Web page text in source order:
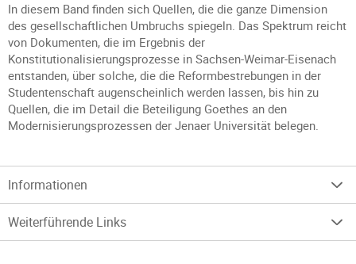
In diesem Band finden sich Quellen, die die ganze Dimension
des gesellschaftlichen Umbruchs spiegeln. Das Spektrum reicht
von Dokumenten, die im Ergebnis der
Konstitutionalisierungsprozesse in Sachsen-Weimar-Eisenach
entstanden, über solche, die die Reformbestrebungen in der
Studentenschaft augenscheinlich werden lassen, bis hin zu
Quellen, die im Detail die Beteiligung Goethes an den
Modernisierungsprozessen der Jenaer Universität belegen.
Informationen
Weiterführende Links